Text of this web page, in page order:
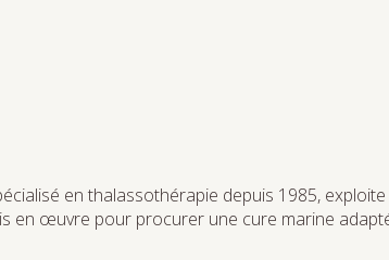
en thalassothérapie depuis 1985,
en œuvre pour procurer une cure marine